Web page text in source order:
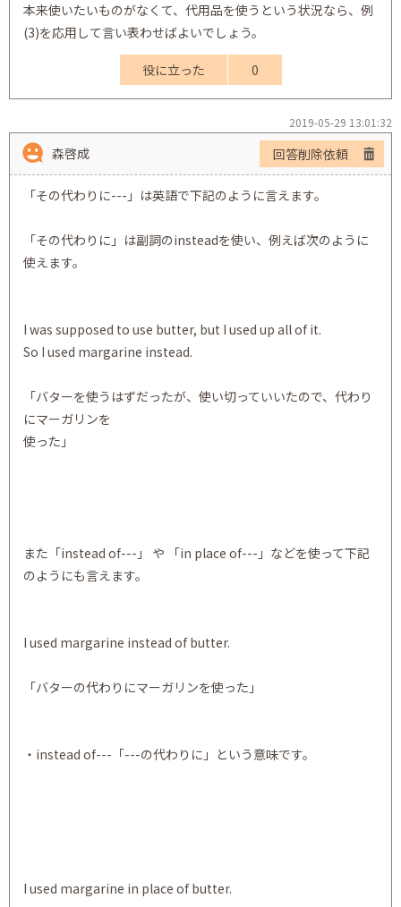
本来使いたいものがなくて、代用品を使うという状況なら、例
(3)を応用して言い表わせばよいでしょう。
役に立った 0
2019-05-29 13:01:32
森啓成 回答削除依頼
「その代わりに---」は英語で下記のように言えます。
「その代わりに」は副詞のinsteadを使い、例えば次のように
使えます。
I was supposed to use butter, but I used up all of it.
So I used margarine instead.
「バターを使うはずだったが、使い切っていいたので、代わり
にマーガリンを
使った」
また「instead of---」 や 「in place of---」などを使って下記
のようにも言えます。
I used margarine instead of butter.
「バターの代わりにマーガリンを使った」
・instead of---「---の代わりに」という意味です。
I used margarine in place of butter.